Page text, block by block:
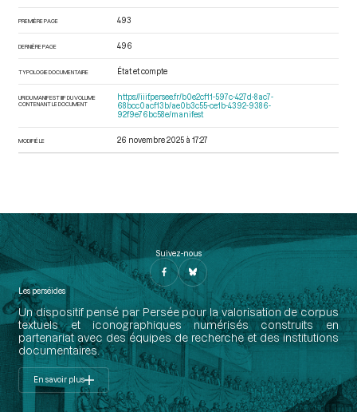
PREMIÈRE PAGE 493
DERNIÈRE PAGE 496
TYPOLOGIE DOCUMENTAIRE État et compte
URI DU MANIFEST IIIF DU VOLUME
CONTENANT LE DOCUMENT
https://iiif.persee.fr/b0e2cf11-597c-427d-8ac7-
68bcc0acf13b/ae0b3c55-ce1b-4392-9386-
92f9e76bc58e/manifest
MODIFIÉ LE 26 novembre 2025 à 17:27
Suivez-nous
Les perséides
Un dispositif pensé par Persée pour la valorisation de corpus
textuels et iconographiques numérisés construits en
partenariat avec des équipes de recherche et des institutions
documentaires.
En savoir plus